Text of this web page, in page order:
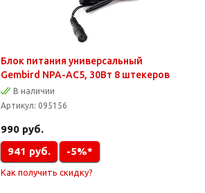
Блок питания универсальный
Gembird NPA-AC5, 30Вт 8 штекеров
В наличии
Артикул: 095156
990 руб.
941 руб. -5%*
Как получить скидку?